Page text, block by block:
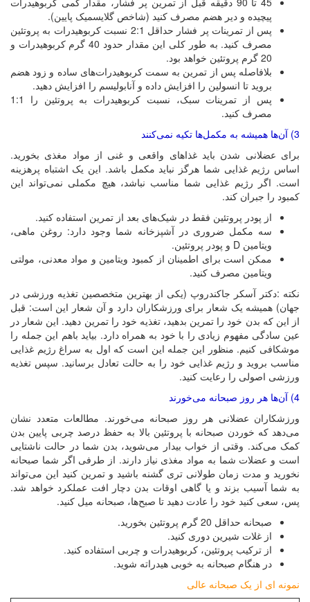
پیچیده و دیر هضم مصرف کنید (شاخص گلایسمیک پایین).
پس از تمرینات پر فشار حداقل 2:1 نسبت کربوهیدرات به پروتئین
مصرف کنید. به طور کلی این مقدار حدود 40 گرم کربوهیدرات و
20 گرم پروتئین خواهد بود.
بلافاصله پس از تمرین به سمت کربوهیدرات‌های ساده و زود هضم
بروید تا انسولین را افزایش داده و آنابولیسم را افزایش دهید.
پس از تمرینات سبک، نسبت کربوهیدرات به پروتئین را 1:1
مصرف کنید.
3) آن‌ها همیشه به مکمل‌ها تکیه نمی‌کنند
برای عضلانی شدن باید غذاهای واقعی و غنی از مواد مغذی بخورید.
اساس رژیم غذایی شما هرگز نباید مکمل باشد. این یک اشتباه پرهزینه
است. اگر رژیم غذایی شما مناسب نباشد، هیچ مکملی نمی‌تواند این
کمبود را جبران کند.
از پودر پروتئین فقط در شیک‌های بعد از تمرین استفاده کنید.
سه مکمل ضروری در آشپزخانه شما وجود دارد: روغن ماهی،
ویتامین D و پودر پروتئین.
ممکن است برای اطمینان از کمبود ویتامین و مواد معدنی، مولتی
ویتامین مصرف کنید.
نکته :دکتر آسکر جاکندروپ (یکی از بهترین متخصصین تغذیه ورزشی در
جهان) همیشه یک شعار برای ورزشکاران دارد و آن شعار این است: قبل
از این که بدن خود را تمرین بدهید، تغذیه خود را تمرین دهید. این شعار در
عین سادگی مفهوم زیادی را با خود به همراه دارد. بیاید باهم این جمله را
موشکافی کنیم. منظور این جمله این است که اول به سراغ رژیم غذایی
مناسب بروید و رژیم غذایی خود را به حالت تعادل برسانید. سپس تغذیه
ورزشی اصولی را رعایت کنید.
4) آن‌ها هر روز صبحانه می‌خورند
ورزشکاران عضلانی هر روز صبحانه می‌خورند. مطالعات متعدد نشان
می‌دهد که خوردن صبحانه با پروتئین بالا به حفظ درصد چربی پایین بدن
کمک می‌کند. وقتی از خواب بیدار می‌شوید، بدن شما در حالت ناشتایی
است و عضلات شما به مواد مغذی نیاز دارند. از طرفی اگر شما صبحانه
نخورید و مدت زمان طولانی تری گشنه باشید و تمرین کنید این می‌تواند
به شما آسیب بزند و یا گاهی اوقات بدن دچار افت عملکرد خواهد شد.
پس، سعی کنید خود را عادت دهید تا صبح‌ها، صبحانه میل کنید.
صبحانه حداقل 20 گرم پروتئین بخورید.
از غلات شیرین دوری کنید.
از ترکیب پروتئین، کربوهیدرات و چربی استفاده کنید.
در هنگام صبحانه به خوبی هیدراته شوید.
نمونه ای از یک صبحانه عالی